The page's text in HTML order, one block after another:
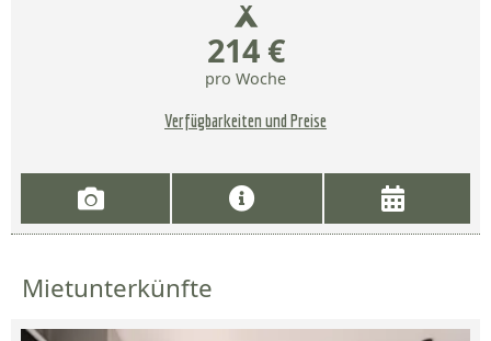
214 €
pro Woche
Verfügbarkeiten und Preise
Mietunterkünfte